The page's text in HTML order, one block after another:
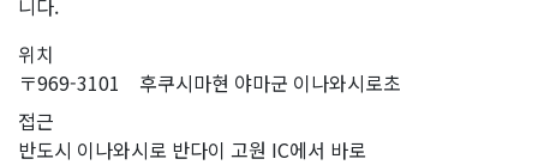
니다.
위치
〒969-3101 후쿠시마현 야마군 이나와시로초
접근
반도시 이나와시로 반다이 고원 IC에서 바로